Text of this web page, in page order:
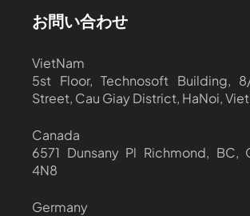
お問い合わせ
VietNam
5st Floor, Technosoft Building,
Street, Cau Giay District, HaNoi,
Canada
6571 Dunsany Pl Richmond, BC,
4N8
Germany